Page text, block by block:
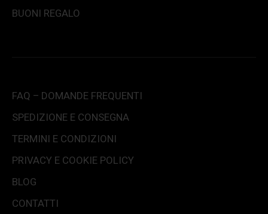
BUONI REGALO
FAQ – DOMANDE FREQUENTI
SPEDIZIONE E CONSEGNA
TERMINI E CONDIZIONI
PRIVACY E COOKIE POLICY
BLOG
CONTATTI